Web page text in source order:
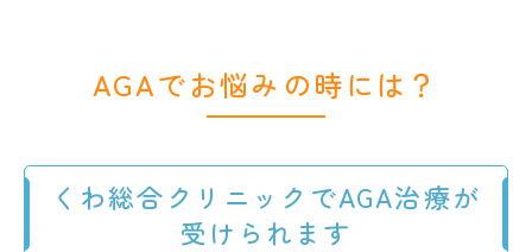
AGAでお悩みの時には？
くわ総合クリニックでAGA治療が
受けられます